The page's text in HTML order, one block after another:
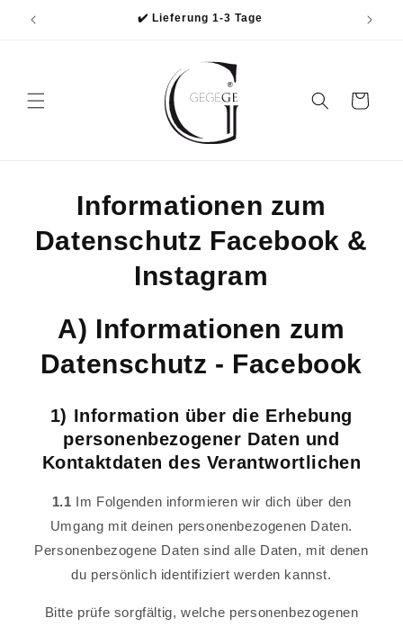
zum
✔️ Lieferung 1-3 Tage
Warenkorb
Informationen zum
Datenschutz Facebook &
Instagram
A) Informationen zum
Datenschutz - Facebook
1) Information über die Erhebung
personenbezogener Daten und
Kontaktdaten des Verantwortlichen
1.1 Im Folgenden informieren wir dich über den
Umgang mit deinen personenbezogenen Daten.
Personenbezogene Daten sind alle Daten, mit denen
du persönlich identifiziert werden kannst.
Bitte prüfe sorgfältig, welche personenbezogenen